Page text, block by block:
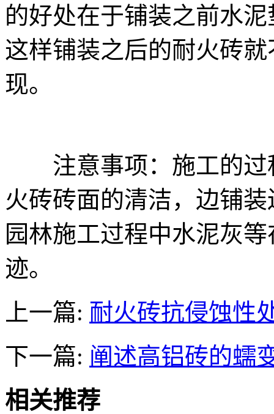
的好处在于铺装之前水
这样铺装之后的耐火砖
现。
注意事项：施工的过
火砖砖面的清洁，边铺
园林施工过程中水泥灰
迹。
上一篇: 耐火砖抗侵蚀性
下一篇: 阐述高铝砖的蠕
相关推荐